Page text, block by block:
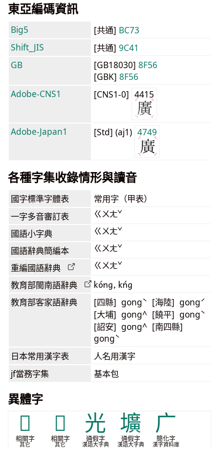
東亞編碼資訊
Big5 [共通] BC73
Shift_JIS
[共通] 9C41
GB
[GB18030] 8F56
[GBK] 8F56
Adobe-CNS1
[CNS1-0] 4415
Adobe-Japan1 [Std] (aj1) 4749
各種字集收錄情形與讀音
國字標準字體表 常用字（甲表）
一字多音審訂表 ㄍㄨㄤˇ
國語小字典 ㄍㄨㄤˇ
國語辭典簡編本 ㄍㄨㄤˇ
重編國語辭典 ㄍㄨㄤˇ
教育部閩南語辭典 kóng, kńg
教育部客家語辭典
[四縣] gongˋ [海陸] gongˊ
[大埔] gong^ [饒平] gongˋ
[詔安] gong^ [南四縣]
gongˋ
日本常用漢字表 人名用漢字
jf當務字集 基本包
異體字
𭙯
相關字
其它
𰙞
相關字
其它
光
通假字
漢語大字典
壙
通假字
漢語大字典
广
簡化字
漢字資料庫